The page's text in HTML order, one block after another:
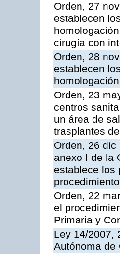
Orden, 27
establecen
cirugía con
Orden, 28
establecen
Orden, 23
centros
un área de
trasplantes
Orden, 26
anexo I de la
establece los
Orden, 22
el
Primaria y
Ley 14/2007,
Autónoma de